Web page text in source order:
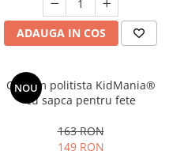
ADAUGA IN COS
NOU
Costum politista KidMania®
cu sapca pentru fete
163 RON
149 RON